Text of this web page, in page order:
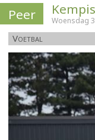
Peer Woensdag
Voetbal